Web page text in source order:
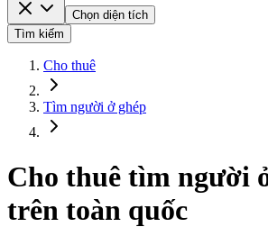
Chọn diện tích
Tìm kiếm
Cho thuê
Tìm người ở ghép
Cho thuê tìm người
trên toàn quốc